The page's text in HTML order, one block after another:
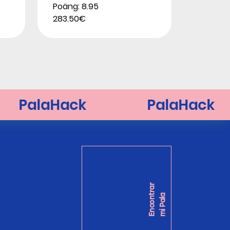
Poäng: 8.95
283.50€